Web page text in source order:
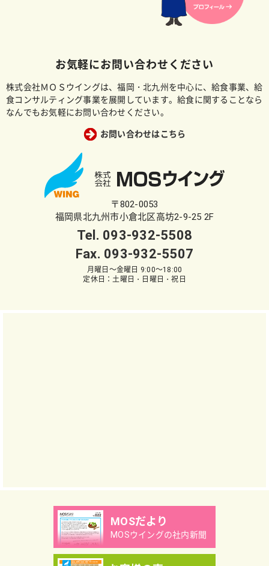
お気軽にお問い合わせください
株式会社ＭＯＳウイングは、福岡・北九州を中心に、給食事業、給
食コンサルティング事業を展開しています。給食に関することなら
なんでもお気軽にお問い合わせください。
お問い合わせはこちら
〒802-0053
福岡県北九州市小倉北区高坊2-9-25 2F
Tel. 093-932-5508
Fax. 093-932-5507
月曜日～金曜日 9:00～18:00
定休日：土曜日・日曜日・祝日
MOSだより
MOSウイングの社内新聞